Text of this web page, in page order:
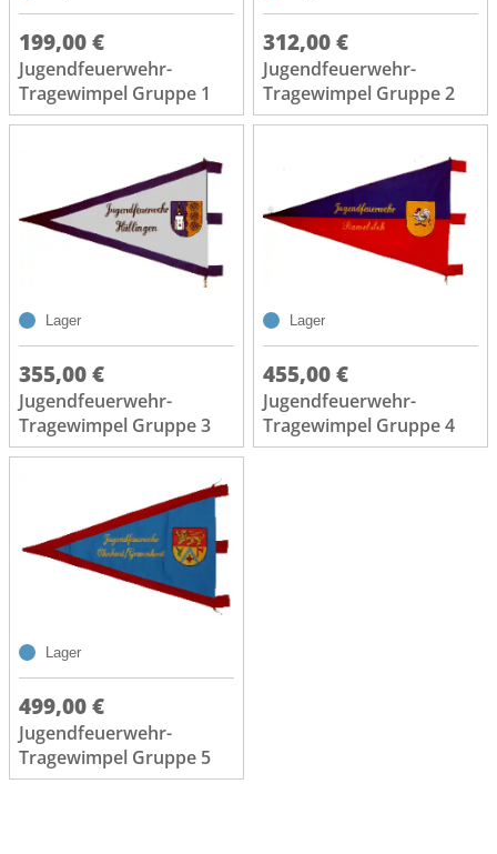
199,00 €
Jugendfeuerwehr-
Tragewimpel Gruppe 1
312,00 €
Jugendfeuerwehr-
Tragewimpel Gruppe 2
Lager
355,00 €
Jugendfeuerwehr-
Tragewimpel Gruppe 3
Lager
455,00 €
Jugendfeuerwehr-
Tragewimpel Gruppe 4
Lager
499,00 €
Jugendfeuerwehr-
Tragewimpel Gruppe 5